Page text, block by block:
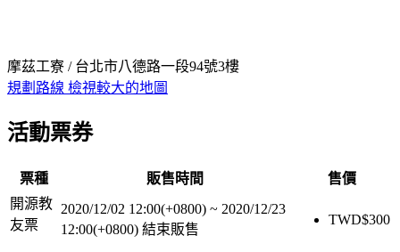
摩茲工寮 / 台北市八德路一段94號3樓
規劃路線 檢視較大的地圖
活動票券
票種 販售時間
售價
開源教
友票
2020/12/02 12:00(+0800) ~ 2020/12/23
12:00(+0800) 結束販售
TWD$300